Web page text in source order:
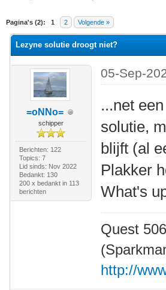
Pagina's (2): 1 2 Volgende »
waardering is 0
Lezyne solutie droogt niet?
=oNNo=
schipper
Berichten: 122
Topics: 7
Lid sinds: Nov 2022
Bedankt: 130
200 x bedankt in 113
berichten
05-Sep-
...net
solutie,
blijft (al
Plakker
What's
Quest
http://